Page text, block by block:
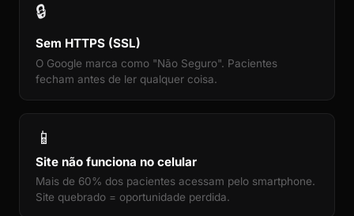
🔒
Sem HTTPS (SSL)
O Google marca como "Não Seguro". Pacientes
fecham antes de ler qualquer coisa.
📱
Site não funciona no celular
Mais de 60% dos pacientes acessam pelo smartphone.
Site quebrado = oportunidade perdida.